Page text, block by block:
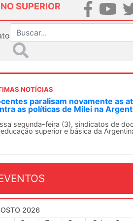
SUPERIOR
NOTÍCIAS
SN convoca docentes para
Internacionalista com
de agosto
SN conclama suas seções